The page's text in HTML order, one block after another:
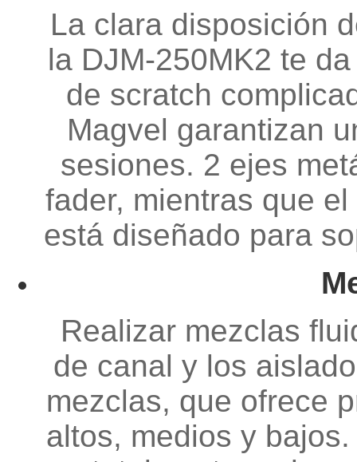
La clara disposición
la DJM-250MK2 te
de scratch
Magvel garantizan
sesiones. 2 ejes
fader, mientras que
está diseñado para
Realizar mezclas
de canal y los
mezclas, que ofrece
altos, medios y